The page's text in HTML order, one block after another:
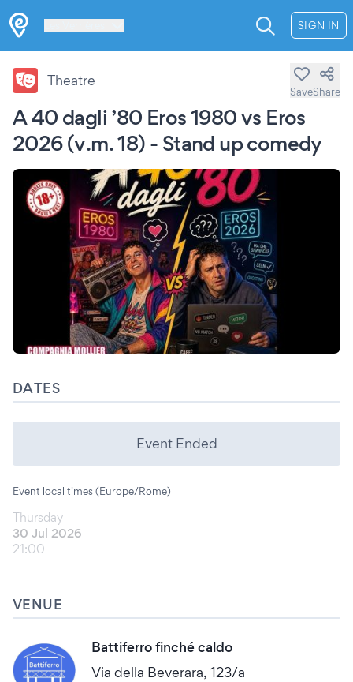
SIGN IN
A 40 dagli ’80 Eros 1980 vs Eros
2026 (v.m. 18) - Stand up comedy
Theatre
SaveShare
DATES
Event Ended
Event local times (Europe/Rome)
Thursday
30 Jul 2026
21:00
VENUE
Battiferro finché caldo
Via della Beverara, 123/a